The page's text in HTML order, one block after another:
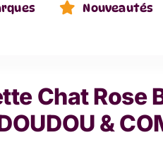
Nouveautés
Chat Rose
&